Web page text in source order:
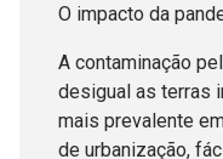
O impacto da
A contaminação
desigual as terras
mais prevalente
de urbanização,